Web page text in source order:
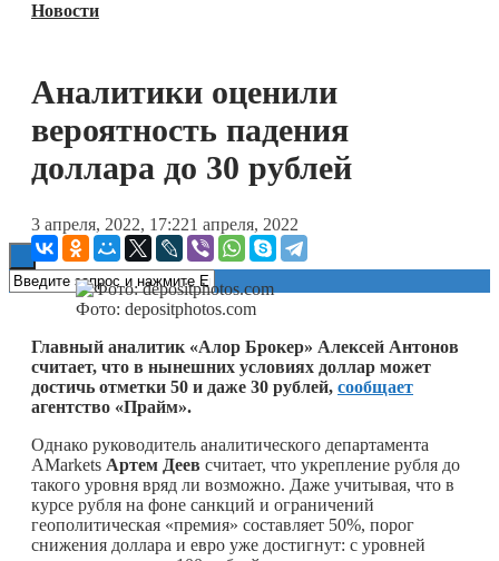
Блокчейн
Новости
Аналитики оценили
вероятность падения
доллара до 30 рублей
3 апреля, 2022, 17:221 апреля, 2022
Фото: depositphotos.com
Главный аналитик «Алор Брокер» Алексей Антонов
считает, что в нынешних условиях доллар может
достичь отметки 50 и даже 30 рублей, сообщает
агентство «Прайм».
Однако руководитель аналитического департамента
AMarkets Артем Деев считает, что укрепление рубля до
такого уровня вряд ли возможно. Даже учитывая, что в
курсе рубля на фоне санкций и ограничений
геополитическая «премия» составляет 50%, порог
снижения доллара и евро уже достигнут: с уровней